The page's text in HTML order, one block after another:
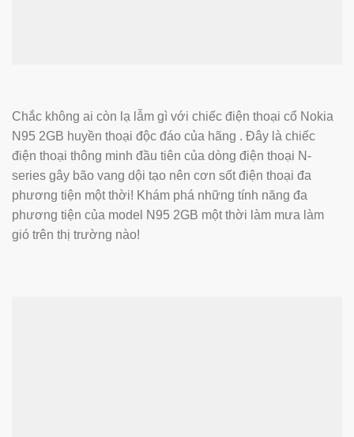
Chắc không ai còn lạ lẫm gì với chiếc điện thoại cổ Nokia
N95 2GB huyền thoại độc đáo của hãng . Đây là chiếc
điện thoại thông minh đầu tiên của dòng điện thoại N-
series gây bão vang dội tạo nên cơn sốt điện thoại đa
phương tiện một thời! Khám phá những tính năng đa
phương tiện của model N95 2GB một thời làm mưa làm
gió trên thị trường nào!